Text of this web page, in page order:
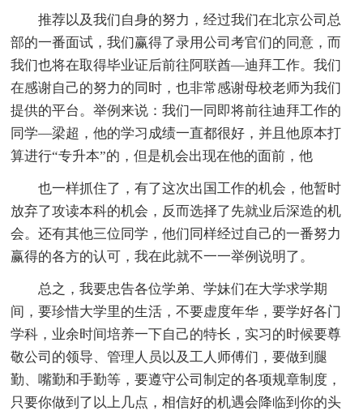
推荐以及我们自身的努力，经过我们在北京公司总
部的一番面试，我们赢得了录用公司考官们的同意，而
我们也将在取得毕业证后前往阿联酋—迪拜工作。我们
在感谢自己的努力的同时，也非常感谢母校老师为我们
提供的平台。举例来说：我们一同即将前往迪拜工作的
同学—梁超，他的学习成绩一直都很好，并且他原本打
算进行“专升本”的，但是机会出现在他的面前，他
也一样抓住了，有了这次出国工作的机会，他暂时
放弃了攻读本科的机会，反而选择了先就业后深造的机
会。还有其他三位同学，他们同样经过自己的一番努力
赢得的各方的认可，我在此就不一一举例说明了。
总之，我要忠告各位学弟、学妹们在大学求学期
间，要珍惜大学里的生活，不要虚度年华，要学好各门
学科，业余时间培养一下自己的特长，实习的时候要尊
敬公司的领导、管理人员以及工人师傅们，要做到腿
勤、嘴勤和手勤等，要遵守公司制定的各项规章制度，
只要你做到了以上几点，相信好的机遇会降临到你的头